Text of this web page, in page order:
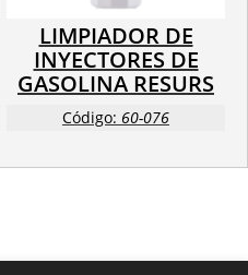
LIMPIADOR DE
INYECTORES DE
GASOLINA RESURS
Código: 60-076